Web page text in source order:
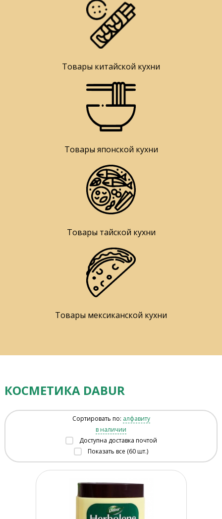
Товары китайской кухни
Товары японской кухни
Товары тайской кухни
Товары мексиканской кухни
КОСМЕТИКА DABUR
Сортировать по: алфавиту
в наличии
Доступна доставка почтой
Показать все (60 шт.)